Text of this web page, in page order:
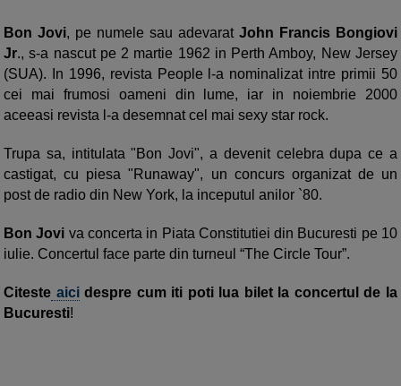
Bon Jovi, pe numele sau adevarat John Francis Bongiovi
Jr., s-a nascut pe 2 martie 1962 in Perth Amboy, New Jersey
(SUA). In 1996, revista People l-a nominalizat intre primii 50
cei mai frumosi oameni din lume, iar in noiembrie 2000
aceeasi revista l-a desemnat cel mai sexy star rock.
Trupa sa, intitulata "Bon Jovi", a devenit celebra dupa ce a
castigat, cu piesa "Runaway", un concurs organizat de un
post de radio din New York, la inceputul anilor `80.
Bon Jovi va concerta in Piata Constitutiei din Bucuresti pe 10
iulie. Concertul face parte din turneul “The Circle Tour”.
Citeste aicidespre cum iti poti lua bilet la concertul de la
Bucuresti!